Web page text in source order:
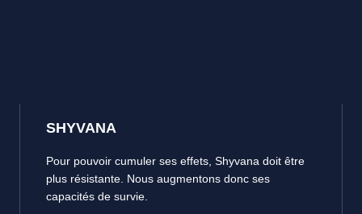
SHYVANA
Pour pouvoir cumuler ses effets, Shyvana doit être
plus résistante. Nous augmentons donc ses
capacités de survie.